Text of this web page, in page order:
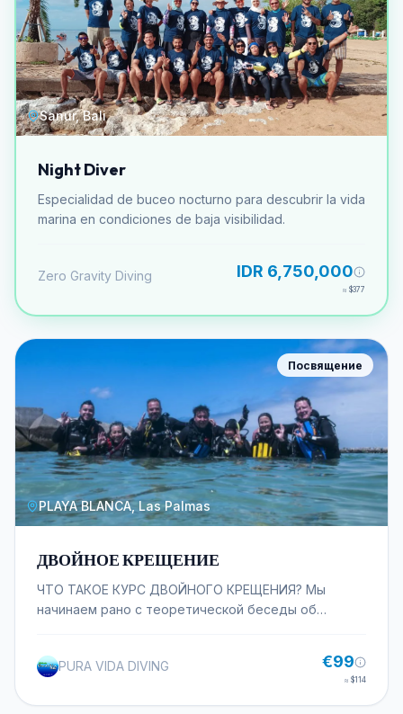
Sanur, Bali
Night Diver
Especialidad de buceo nocturno para descubrir la vida
marina en condiciones de baja visibilidad.
Zero Gravity Diving IDR 6,750,000
≈ $377
Посвящение
PLAYA BLANCA, Las Palmas
ДВОЙНОЕ КРЕЩЕНИЕ
ЧТО ТАКОЕ КУРС ДВОЙНОГО КРЕЩЕНИЯ? Мы
начинаем рано с теоретической беседы об
метров, а затем другое, в котором мы можем
опуститься до 12 метров. Когда вы его закончите,
вы сможете продолжить тренировку на нашем
PURA VIDA DIVING €99
≈ $114